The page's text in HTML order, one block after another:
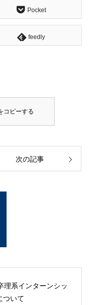
Pocket
feedly
コピーする
次の記事
理系インターンシッ
ついて